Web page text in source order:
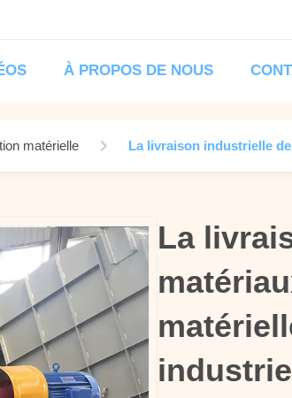
À PROPOS DE NOUS
matérielle La livraison industrielle
La
La